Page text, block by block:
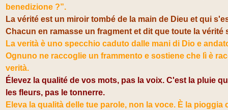
benedizione ?”.
La vérité est un miroir tombé de la main de Dieu et qui
Chacun en ramasse un fragment et dit que toute la vérité
La verità è uno specchio caduto dalle mani di Dio e
Ognuno ne raccoglie un frammento e sostiene che lì è
verità.
Élevez la qualité de vos mots, pas la voix. C'est la pluie
les fleurs, pas le tonnerre.
Eleva la qualità delle tue parole, non la voce. È la pioggia